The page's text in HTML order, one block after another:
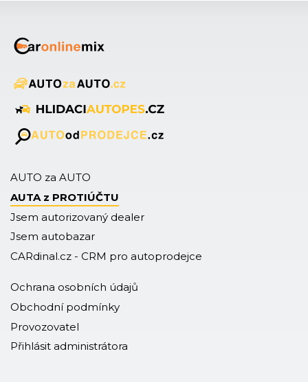
AUTO za AUTO
AUTA z PROTIÚČTU
Jsem autorizovaný dealer
Jsem autobazar
CARdinal.cz - CRM pro autoprodejce
Ochrana osobních údajů
Obchodní podmínky
Provozovatel
Přihlásit administrátora